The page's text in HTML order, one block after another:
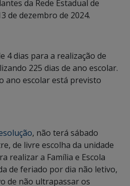
da Rede Estadual de
de dezembro de 2024.
4 dias para a realização de
225 dias de ano escolar.
ano escolar está previsto
, não terá sábado
de livre escolha da unidade
realizar a Família e Escola
de feriado por dia não letivo,
de não ultrapassar os